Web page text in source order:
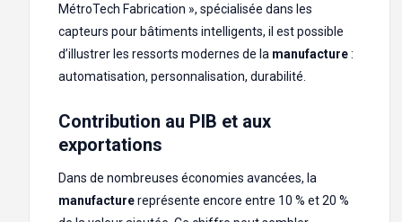
MétroTech Fabrication », spécialisée dans les
capteurs pour bâtiments intelligents, il est possible
d’illustrer les ressorts modernes de la manufacture:
automatisation, personnalisation, durabilité.
Contribution au PIB et aux
exportations
Dans de nombreuses économies avancées, la
manufacturereprésente encore entre 10 % et 20 %